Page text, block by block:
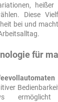
Diese
bei und
für